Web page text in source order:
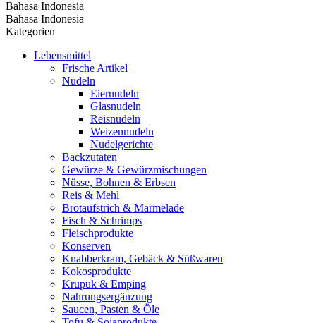
Bahasa Indonesia
Bahasa Indonesia
Kategorien
Lebensmittel
Frische Artikel
Nudeln
Eiernudeln
Glasnudeln
Reisnudeln
Weizennudeln
Nudelgerichte
Backzutaten
Gewürze & Gewürzmischungen
Nüsse, Bohnen & Erbsen
Reis & Mehl
Brotaufstrich & Marmelade
Fisch & Schrimps
Fleischprodukte
Konserven
Knabberkram, Gebäck & Süßwaren
Kokosprodukte
Krupuk & Emping
Nahrungsergänzung
Saucen, Pasten & Öle